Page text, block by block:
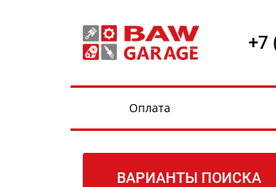
+7
Оплата
ВАРИАНТЫ ПОИСКА